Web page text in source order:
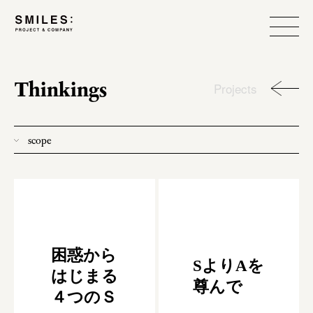
Thinkings Projects
scope
process
team management
method
困惑から
はじまる
４つのＳ
SよりAを
尊んで